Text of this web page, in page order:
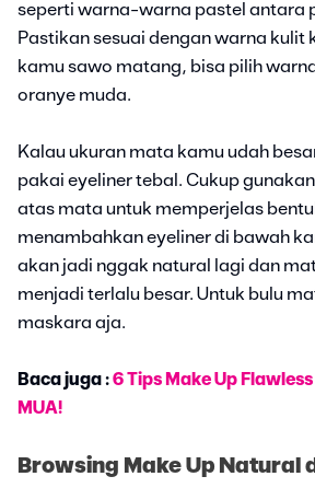
seperti warna-warna pastel antara
Pastikan sesuai dengan warna kulit
kamu sawo matang, bisa pilih
oranye muda.
Kalau ukuran mata kamu udah
pakai eyeliner tebal. Cukup
atas mata untuk memperjelas
menambahkan eyeliner di bawah
akan jadi nggak natural lagi dan
menjadi terlalu besar. Untuk bulu
maskara aja.
Baca juga :6 Tips Make Up
MUA!
Browsing Make Up Natural